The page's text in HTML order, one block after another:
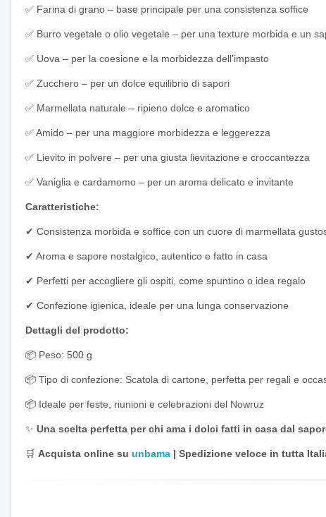
✅ Farina di grano – base principale per una consistenza soffice
✅ Burro vegetale o olio vegetale – per una texture morbida e un
✅ Uova – per la coesione e la morbidezza dell'impasto
✅ Zucchero – per un dolce equilibrio di sapori
✅ Marmellata naturale – ripieno dolce e aromatico
✅ Amido – per una maggiore morbidezza e leggerezza
✅ Lievito in polvere – per una giusta lievitazione e croccantezza
✅ Vaniglia e cardamomo – per un aroma delicato e invitante
Caratteristiche:
✔ Consistenza morbida e soffice con un cuore di marmellata
✔ Aroma e sapore nostalgico, autentico e fatto in casa
✔ Perfetti per accogliere gli ospiti, come spuntino o idea regalo
✔ Confezione igienica, ideale per una lunga conservazione
Dettagli del prodotto:
📦 Peso: 500 g
📦 Tipo di confezione: Scatola di cartone, perfetta per regali e
📦 Ideale per feste, riunioni e celebrazioni del Nowruz
✨ Una scelta perfetta per chi ama i dolci fatti in casa dal
🛒 Acquista online su unbama | Spedizione veloce in tutta